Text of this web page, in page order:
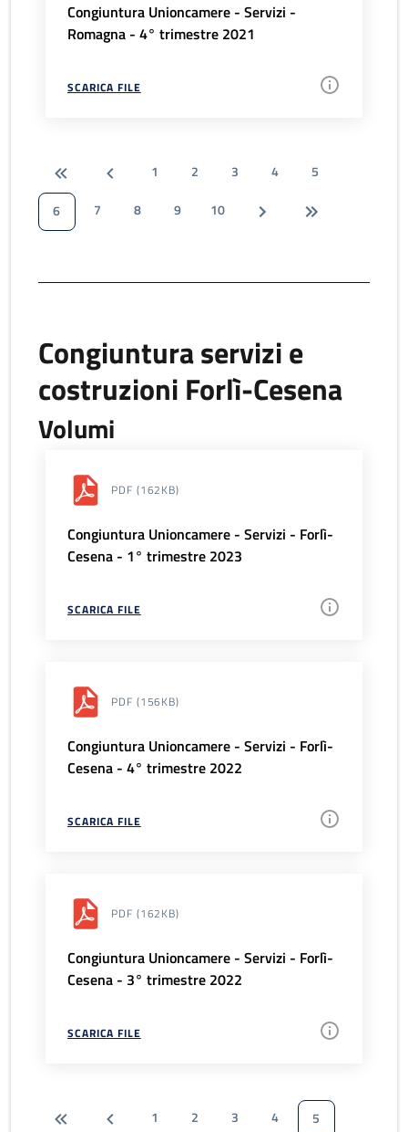
Congiuntura Unioncamere - Servizi -
Romagna - 4° trimestre 2021
SCARICA FILE
1 2 3 4
5
6
7 8 9 10
Congiuntura servizi e
costruzioni Forlì-Cesena
Volumi
PDF (162KB)
Congiuntura Unioncamere - Servizi - Forlì-
Cesena - 1° trimestre 2023
SCARICA FILE
PDF (156KB)
Congiuntura Unioncamere - Servizi - Forlì-
Cesena - 4° trimestre 2022
SCARICA FILE
PDF (162KB)
Congiuntura Unioncamere - Servizi - Forlì-
Cesena - 3° trimestre 2022
SCARICA FILE
1 2 3 4
5